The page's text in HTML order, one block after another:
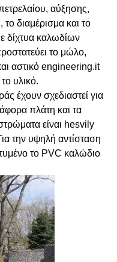
αύξησης,
το διαμέρισμα και το
δίχτυα καλωδίων
το μώλο,
αστικό engineering.it
υλικό.
έχουν σχεδιαστεί για
πλάτη και τα
είναι hesvily
την υψηλή αντίσταση
το PVC καλώδιο